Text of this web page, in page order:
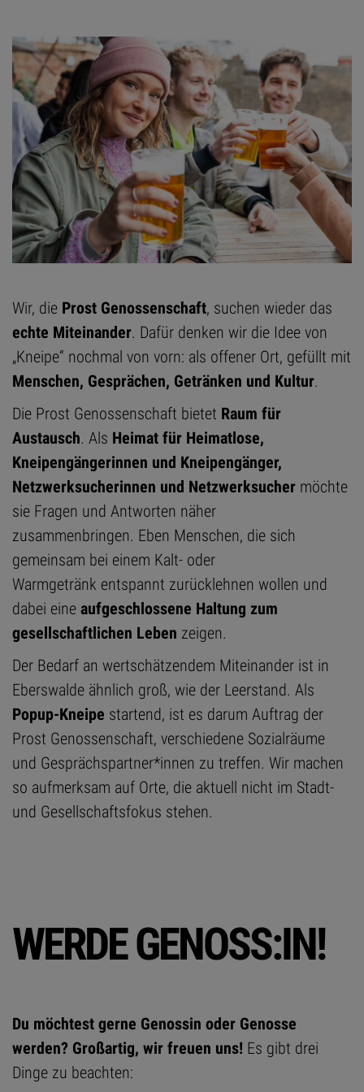
Wir, die Prost Genossenschaft, suchen wieder das
echte Miteinander. Dafür denken wir die Idee von
„Kneipe“ nochmal von vorn: als offener Ort, gefüllt mit
Menschen, Gesprächen, Getränken und Kultur.
Die Prost Genossenschaft bietet Raum für
Austausch. Als Heimat für Heimatlose,
Kneipengängerinnen und Kneipengänger,
Netzwerksucherinnen und Netzwerksucher möchte
sie Fragen und Antworten näher
zusammenbringen. Eben Menschen, die sich
gemeinsam bei einem Kalt- oder
Warmgetränk entspannt zurücklehnen wollen und
dabei eine aufgeschlossene Haltung zum
gesellschaftlichen Leben zeigen.
Der Bedarf an wertschätzendem Miteinander ist in
Eberswalde ähnlich groß, wie der Leerstand. Als
Popup-Kneipe startend, ist es darum Auftrag der
Prost Genossenschaft, verschiedene Sozialräume
und Gesprächspartner*innen zu treffen. Wir machen
so aufmerksam auf Orte, die aktuell nicht im Stadt-
und Gesellschaftsfokus stehen.
WERDE GENOSS:IN!
Du möchtest gerne Genossin oder Genosse
werden? Großartig, wir freuen uns! Es gibt drei
Dinge zu beachten: